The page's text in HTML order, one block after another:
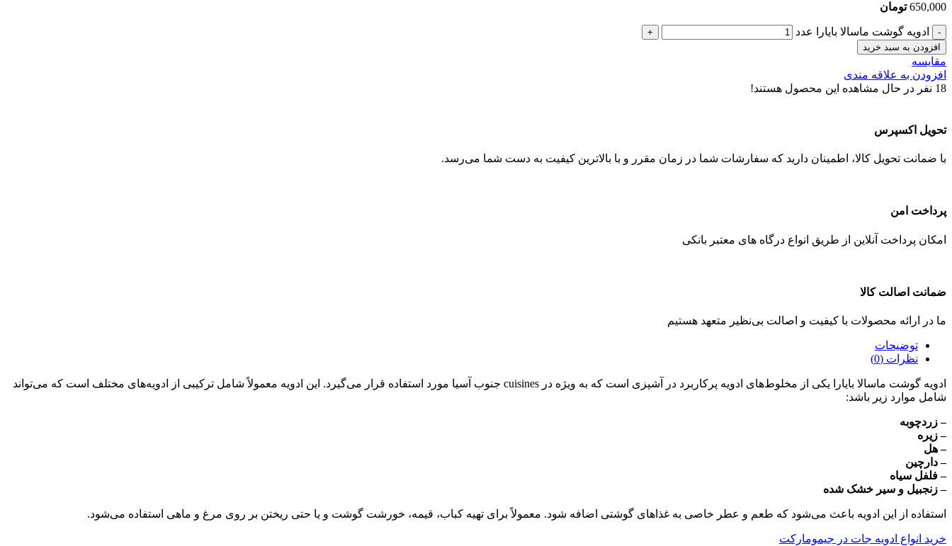
650,000 تومان
ادویه گوشت ماسالا بایارا عدد
افزودن به سبد خرید
مقایسه
افزودن به علاقه مندی
18 نفر در حال مشاهده این محصول هستند!
تحویل اکسپرس
با ضمانت تحویل کالا، اطمینان دارید که سفارشات شما در زمان مقرر و با بالاترین کیفیت به دست شما می‌رسد.
پرداخت امن
امکان پرداخت آنلاین از طریق انواع درگاه های معتبر بانکی
ضمانت اصالت کالا
ما در ارائه محصولات با کیفیت و اصالت بی‌نظیر متعهد هستیم
توضیحات
نظرات (0)
ادویه گوشت ماسالا بایارا یکی از مخلوط‌های ادویه پرکاربرد در آشپزی است که به ویژه در cuisines جنوب آسیا مورد استفاده قرار می‌گیرد. این ادویه معمولاً شامل ترکیبی از ادویه‌های مختلف است که می‌تواند
شامل موارد زیر باشد:
– زردچوبه
– زیره
– هل
– دارچین
– فلفل سیاه
– زنجبیل و سیر خشک شده
استفاده از این ادویه باعث می‌شود که طعم و عطر خاصی به غذاهای گوشتی اضافه شود. معمولاً برای تهیه کباب، قیمه، خورشت گوشت و یا حتی ریختن بر روی مرغ و ماهی استفاده می‌شود.
خرید انواع ادویه جات در جیمومارکت